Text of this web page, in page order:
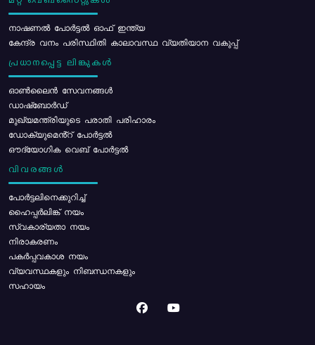
നാഷണൽ പോർട്ടൽ ഓഫ് ഇന്ത്യ
കേന്ദ്ര വനം പരിസ്ഥിതി കാലാവസ്ഥ വ്യതിയാന വകുപ്പ്
പ്രധാനപ്പെട്ട ലിങ്കുകൾ
ഓൺലൈൻ സേവനങ്ങൾ
ഡാഷ്ബോർഡ്
മുഖ്യമന്ത്രിയുടെ പരാതി പരിഹാരം
ഡോക്യുമെൻ്റ് പോർട്ടൽ
ഔദ്യോഗിക വെബ് പോർട്ടൽ
വിവരങ്ങൾ
പോര്‍ട്ടലിനെക്കുറിച്ച്
ഹൈപ്പർലിങ്ക് നയം
സ്വകാര്യതാ നയം
നിരാകരണം
പകർപ്പവകാശ നയം
വ്യവസ്ഥകളും നിബന്ധനകളും
സഹായം